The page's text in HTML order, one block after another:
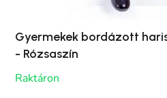
Gyermekek bordázott
- Rózsaszín
Raktáron